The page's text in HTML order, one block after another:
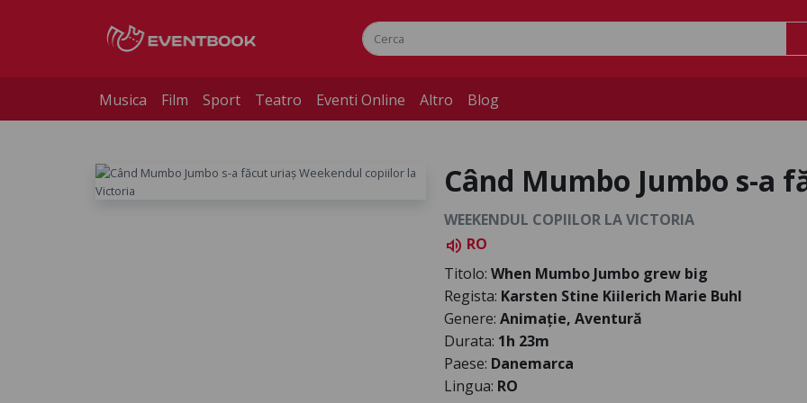
Musica Film Sport Teatro Eventi Online Altro Blog
Când Mumbo Jumbo s-a
WEEKENDUL COPIILOR LA VICTORIA
volume_up RO
Titolo: When Mumbo Jumbo grew big
Regista: Karsten Stine Kiilerich Marie Buhl
Genere: Animație, Aventură
Durata: 1h 23m
Paese: Danemarca
Lingua: RO